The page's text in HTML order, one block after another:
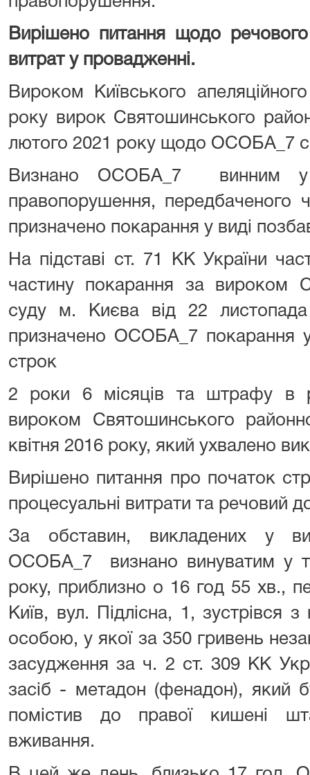
Вирішено питання щодо
витрат у провадженні.
Вироком Київського
року вирок Святошинського
лютого 2021 року щодо ОСОБА_7
Визнано ОСОБА_7 винним у
правопорушення, передбаченого
призначено покарання у виді
На підставі ст. 71 КК України
частину покарання за вироком
суду м. Києва від 22
призначено ОСОБА_7 покарання
строк
2 роки 6 місяців та штрафу в
вироком
Святошинського
квітня 2016 року, який ухвалено
Вирішено питання про початок
процесуальні витрати та речовий
За обставин, викладених у
ОСОБА_7 визнано винуватим у
року, приблизно о 16 год 55 хв.,
Київ, вул. Підлісна, 1, зустрівся
особою, у якої за 350 гривень
засудження за ч. 2 ст. 309 КК
засіб - метадон (фенадон), який
помістив до правої кишені
вживання.